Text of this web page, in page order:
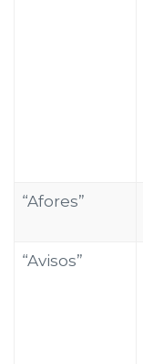
“Afores”
“Avisos”